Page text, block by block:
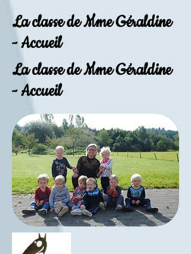
La classe de Mme Géraldine
- Accueil
La classe de Mme Géraldine
- Accueil